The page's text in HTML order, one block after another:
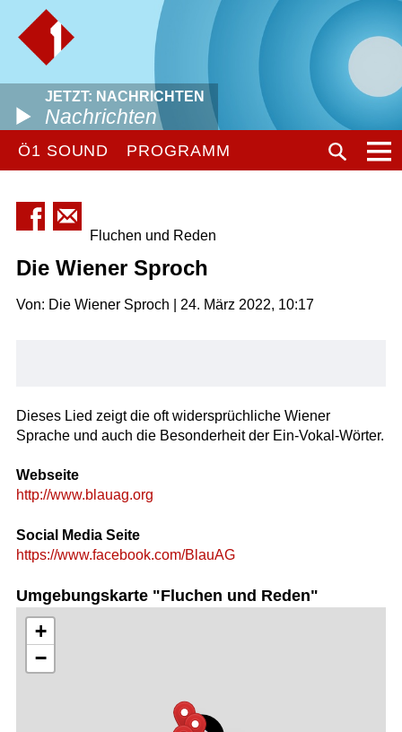
JETZT: NACHRICHTEN
Nachrichten
Ö1 SOUND PROGRAMM
Fluchen und Reden
Die Wiener Sproch
Von: Die Wiener Sproch | 24. März 2022, 10:17
Dieses Lied zeigt die oft widersprüchliche Wiener
Sprache und auch die Besonderheit der Ein-Vokal-Wörter.
Webseite
http://www.blauag.org
Social Media Seite
https://www.facebook.com/BlauAG
Umgebungskarte "Fluchen und Reden"
+
−